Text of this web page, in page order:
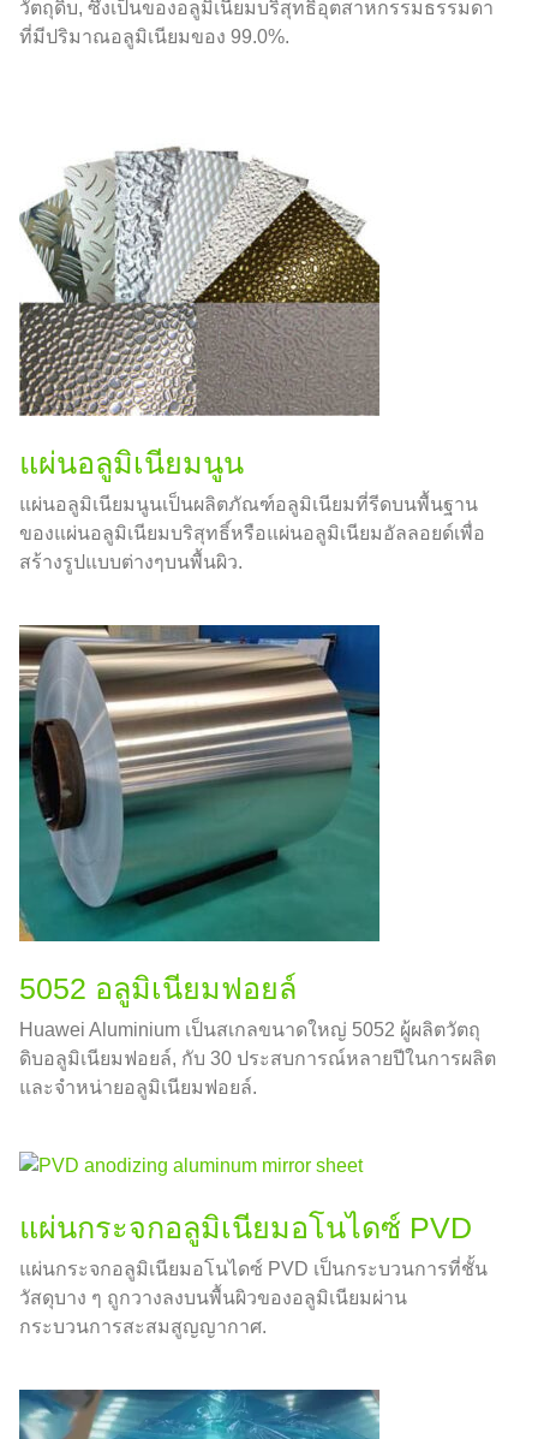
วัตถุดิบ, ซึ่งเป็นของอลูมิเนียมบริสุทธิ์อุตสาหกรรมธรรมดา
ที่มีปริมาณอลูมิเนียมของ 99.0%.
แผ่นอลูมิเนียมนูน
แผ่นอลูมิเนียมนูนเป็นผลิตภัณฑ์อลูมิเนียมที่รีดบนพื้นฐาน
ของแผ่นอลูมิเนียมบริสุทธิ์หรือแผ่นอลูมิเนียมอัลลอยด์เพื่อ
สร้างรูปแบบต่างๆบนพื้นผิว.
5052 อลูมิเนียมฟอยล์
Huawei Aluminium เป็นสเกลขนาดใหญ่ 5052 ผู้ผลิตวัตถุ
ดิบอลูมิเนียมฟอยล์, กับ 30 ประสบการณ์หลายปีในการผลิต
และจำหน่ายอลูมิเนียมฟอยล์.
แผ่นกระจกอลูมิเนียมอโนไดซ์ PVD
แผ่นกระจกอลูมิเนียมอโนไดซ์ PVD เป็นกระบวนการที่ชั้น
วัสดุบาง ๆ ถูกวางลงบนพื้นผิวของอลูมิเนียมผ่าน
กระบวนการสะสมสูญญากาศ.